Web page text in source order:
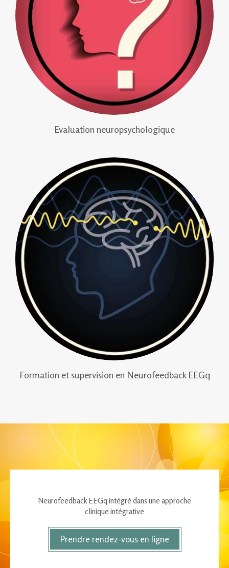
Evaluation neuropsychologique
Formation et supervision en Neurofeedback EEGq
Neurofeedback EEGq intégré dans une approche
clinique intégrative
Prendre rendez-vous en ligne